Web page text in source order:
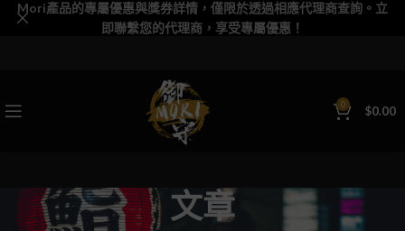
0 $0.00
文章
Mori產品的專屬優惠與獎券詳情，僅限於透過相應代理商查詢。立
即聯繫您的代理商，享受專屬優惠！